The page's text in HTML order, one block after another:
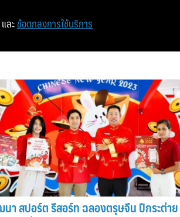
หน้าแรก ท่องเที่ยว
า สปอร์ต รีสอร์ท ฉลองตรุษจีน ปีกระต่าย
และ ข้อตกลงการใช้บริการ